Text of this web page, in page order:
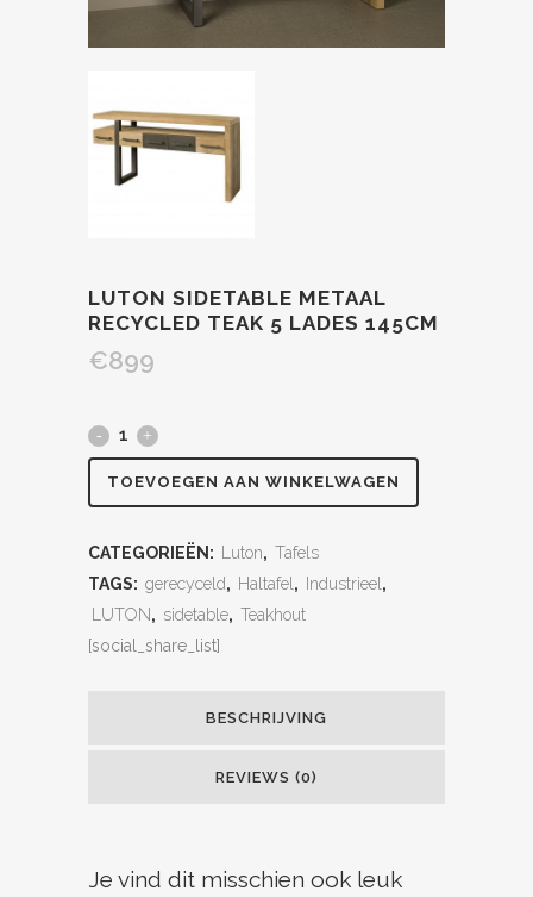
LUTON SIDETABLE METAAL
RECYCLED TEAK 5 LADES 145CM
€899
TOEVOEGEN AAN WINKELWAGEN
CATEGORIEËN: Luton, Tafels
TAGS: gerecyceld, Haltafel , Industrieel ,
LUTON, sidetable, Teakhout
[social_share_list]
BESCHRIJVING
REVIEWS (0)
Je vind dit misschien ook leuk